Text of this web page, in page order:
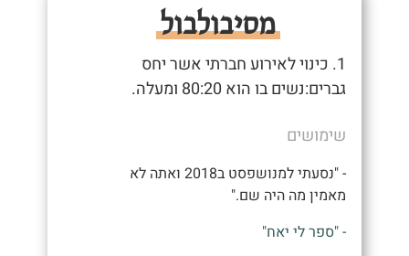
מסיבולבול
1. כינוי לאירוע חברתי אשר יחס
גברים:נשים בו הוא 80:20 ומעלה.
שימושים
- "נסעתי למנושפסט ב2018 ואתה לא
מאמין מה היה שם."
- "ספר לי יאח"